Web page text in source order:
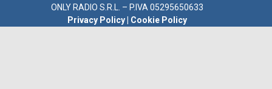
ONLY RADIO S.R.L. – P.IVA 05295650633
Privacy Policy
Cookie Policy